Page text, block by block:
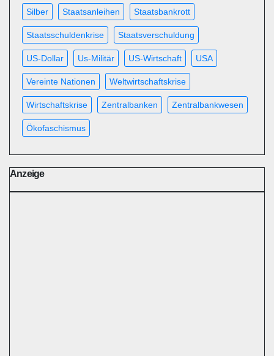
Silber Staatsanleihen Staatsbankrott
Staatsschuldenkrise Staatsverschuldung
US-Dollar Us-Militär US-Wirtschaft USA
Vereinte Nationen Weltwirtschaftskrise
Wirtschaftskrise Zentralbanken Zentralbankwesen
Ökofaschismus
Anzeige